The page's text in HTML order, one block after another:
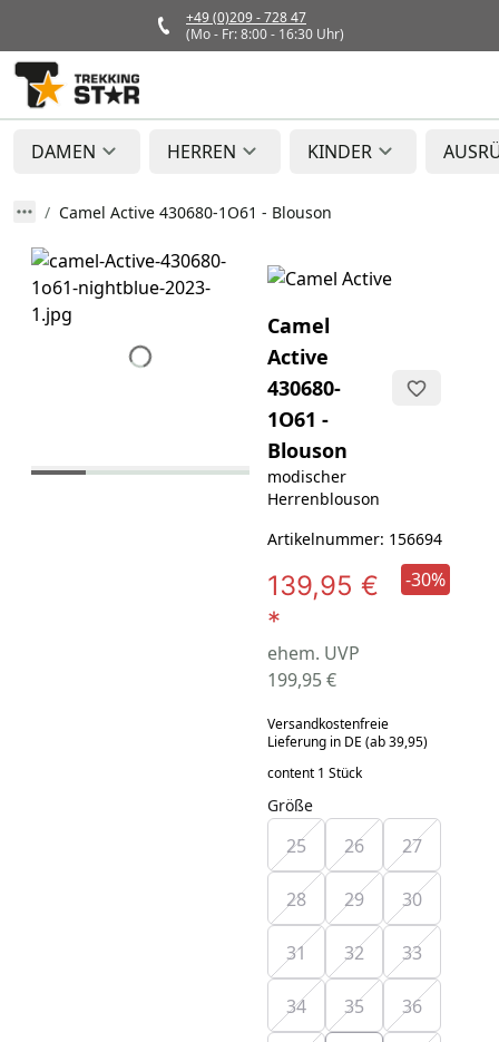
+49 (0)209 - 728 47
(Mo - Fr: 8:00 - 16:30 Uhr)
DAMEN HERREN KINDER
Camel Active 430680-1O61 - Blouson
Camel
Active
430680-
1O61 -
Blouson
modischer
Herrenblouson
Artikelnummer: 156694
139,95 €
*
ehem. UVP
199,95 €
-30%
Versandkostenfreie
Lieferung in DE (ab 39,95)
content 1 Stück
Größe
25 26 27
28 29 30
31 32 33
34 35 36